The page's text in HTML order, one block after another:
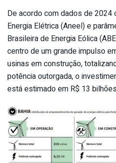
De acordo com dados de 2024
Energia Elétrica (Aneel) e
Brasileira de Energia Eólica
centro de um grande impulso
usinas em construção,
potência outorgada, o
está estimado em R$ 13